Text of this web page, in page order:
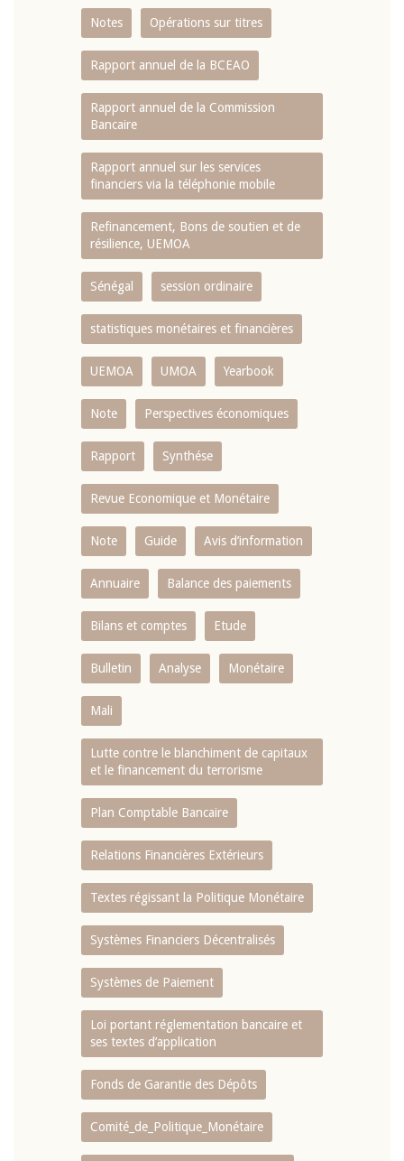
Notes Opérations sur titres
Rapport annuel de la BCEAO
Rapport annuel de la Commission
Bancaire
Rapport annuel sur les services
financiers via la téléphonie mobile
Refinancement, Bons de soutien et de
résilience, UEMOA
Sénégal session ordinaire
statistiques monétaires et financières
UEMOA UMOA Yearbook
Note Perspectives économiques
Rapport Synthése
Revue Economique et Monétaire
Note Guide Avis d’information
Annuaire Balance des paiements
Bilans et comptes Etude
Bulletin Analyse Monétaire
Mali
Lutte contre le blanchiment de capitaux
et le financement du terrorisme
Plan Comptable Bancaire
Relations Financières Extérieurs
Textes régissant la Politique Monétaire
Systèmes Financiers Décentralisés
Systèmes de Paiement
Loi portant réglementation bancaire et
ses textes d’application
Fonds de Garantie des Dépôts
Comité_de_Politique_Monétaire